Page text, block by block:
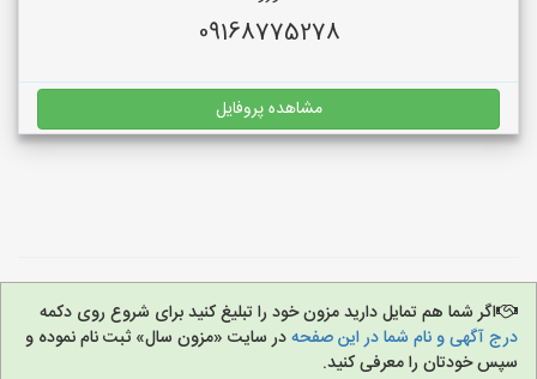
09168775278
مشاهده پروفایل
اگر شما هم تمایل دارید مزون خود را تبلیغ کنید برای شروع روی دکمه
درج آگهی و نام شما در این صفحهدر سایت «مزون سال» ثبت نام نموده و
سپس خودتان را معرفی کنید.